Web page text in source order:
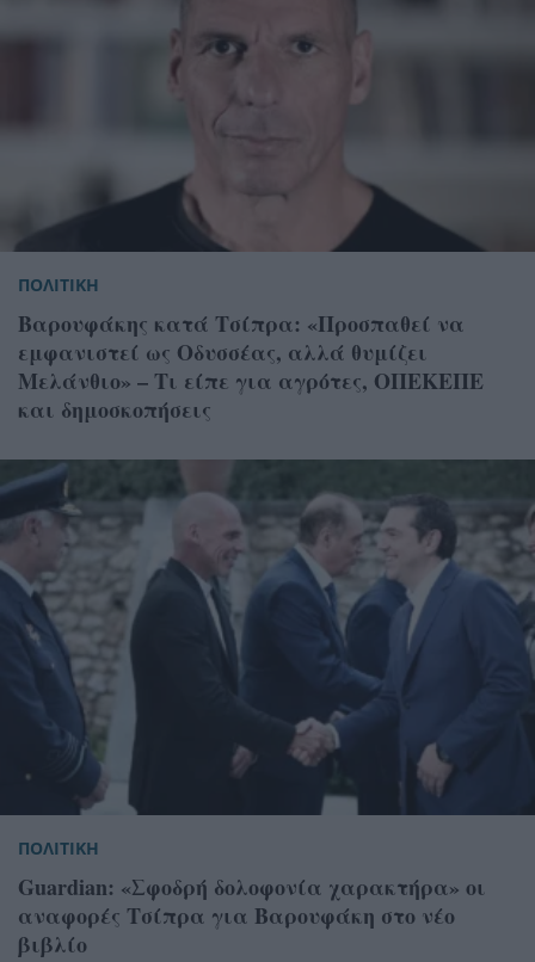
ΠΟΛΙΤΙΚΗ
Βαρουφάκης κατά Τσίπρα: «Προσπαθεί να
εμφανιστεί ως Οδυσσέας, αλλά θυμίζει
Μελάνθιο» – Τι είπε για αγρότες, ΟΠΕΚΕΠΕ
και δημοσκοπήσεις
ΠΟΛΙΤΙΚΗ
Guardian: «Σφοδρή δολοφονία χαρακτήρα» οι
αναφορές Τσίπρα για Βαρουφάκη στο νέο
βιβλίο